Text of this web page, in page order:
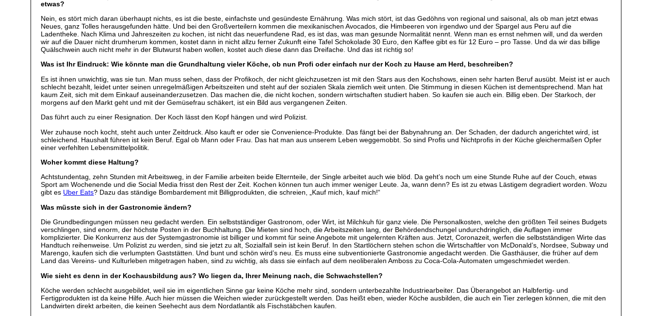
etwas?
Nein, es stört mich daran überhaupt nichts, es ist die beste, einfachste und gesündeste Ernährung. Was mich stört, ist das Gedöhns von regional und saisonal, als ob man jetzt etwas
Neues, ganz Tolles herausgefunden hätte. Und bei den Großverteilern kommen die mexikanischen Avocados, die Himbeeren von irgendwo und der Spargel aus Peru auf die
Ladentheke. Nach Klima und Jahreszeiten zu kochen, ist nicht das neuerfundene Rad, es ist das, was man gesunde Normalität nennt. Wenn man es ernst nehmen will, und da werden
wir auf die Dauer nicht drumherum kommen, kostet dann in nicht allzu ferner Zukunft eine Tafel Schokolade 30 Euro, den Kaffee gibt es für 12 Euro – pro Tasse. Und da wir das billige
Quälschwein auch nicht mehr in der Blutwurst haben wollen, kostet auch diese dann das Dreifache. Und das ist richtig so!
Was ist Ihr Eindruck: Wie könnte man die Grundhaltung vieler Köche, ob nun Profi oder einfach nur der Koch zu Hause am Herd, beschreiben?
Es ist ihnen unwichtig, was sie tun. Man muss sehen, dass der Profikoch, der nicht gleichzusetzen ist mit den Stars aus den Kochshows, einen sehr harten Beruf ausübt. Meist ist er auch
schlecht bezahlt, leidet unter seinen unregelmäßigen Arbeitszeiten und steht auf der sozialen Skala ziemlich weit unten. Die Stimmung in diesen Küchen ist dementsprechend. Man hat
kaum Zeit, sich mit dem Einkauf auseinanderzusetzen. Das machen die, die nicht kochen, sondern wirtschaften studiert haben. So kaufen sie auch ein. Billig eben. Der Starkoch, der
morgens auf den Markt geht und mit der Gemüsefrau schäkert, ist ein Bild aus vergangenen Zeiten.
Das führt auch zu einer Resignation. Der Koch lässt den Kopf hängen und wird Polizist.
Wer zuhause noch kocht, steht auch unter Zeitdruck. Also kauft er oder sie Convenience-Produkte. Das fängt bei der Babynahrung an. Der Schaden, der dadurch angerichtet wird, ist
schleichend. Haushalt führen ist kein Beruf. Egal ob Mann oder Frau. Das hat man aus unserem Leben weggemobbt. So sind Profis und Nichtprofis in der Küche gleichermaßen Opfer
einer verfehlten Lebensmittelpolitik.
Woher kommt diese Haltung?
Achtstundentag, zehn Stunden mit Arbeitsweg, in der Familie arbeiten beide Elternteile, der Single arbeitet auch wie blöd. Da geht’s noch um eine Stunde Ruhe auf der Couch, etwas
Sport am Wochenende und die Social Media frisst den Rest der Zeit. Kochen können tun auch immer weniger Leute. Ja, wann denn? Es ist zu etwas Lästigem degradiert worden. Wozu
gibt es Uber Eats? Dazu das ständige Bombardement mit Billigprodukten, die schreien, „Kauf mich, kauf mich!“
Was müsste sich in der Gastronomie ändern?
Die Grundbedingungen müssen neu gedacht werden. Ein selbstständiger Gastronom, oder Wirt, ist Milchkuh für ganz viele. Die Personalkosten, welche den größten Teil seines Budgets
verschlingen, sind enorm, der höchste Posten in der Buchhaltung. Die Mieten sind hoch, die Arbeitszeiten lang, der Behördendschungel undurchdringlich, die Auflagen immer
komplizierter. Die Konkurrenz aus der Systemgastronomie ist billiger und kommt für seine Angebote mit ungelernten Kräften aus. Jetzt, Coronazeit, werfen die selbstständigen Wirte das
Handtuch reihenweise. Um Polizist zu werden, sind sie jetzt zu alt, Sozialfall sein ist kein Beruf. In den Startlöchern stehen schon die Wirtschaftler von McDonald’s, Nordsee, Subway und
Marengo, kaufen sich die verlumpten Gaststätten. Und bunt und schön wird’s neu. Es muss eine subventionierte Gastronomie angedacht werden. Die Gasthäuser, die früher auf dem
Land das Vereins- und Kulturleben mitgetragen haben, sind zu wichtig, als dass sie einfach auf dem neoliberalen Amboss zu Coca-Cola-Automaten umgeschmiedet werden.
Wie sieht es denn in der Kochausbildung aus? Wo liegen da, Ihrer Meinung nach, die Schwachstellen?
Köche werden schlecht ausgebildet, weil sie im eigentlichen Sinne gar keine Köche mehr sind, sondern unterbezahlte Industriearbeiter. Das Überangebot an Halbfertig- und
Fertigprodukten ist da keine Hilfe. Auch hier müssen die Weichen wieder zurückgestellt werden. Das heißt eben, wieder Köche ausbilden, die auch ein Tier zerlegen können, die mit den
Landwirten direkt arbeiten, die keinen Seehecht aus dem Nordatlantik als Fischstäbchen kaufen.